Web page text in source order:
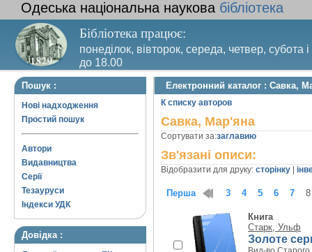
Одеська національна наукова бібліотека
Бібліотека працює:
понеділок, вівторок, середа, четвер, субота
до 18.00
Вихідний день – п’ятниця. Останній четвер
Пошук :
Нові надходження
Простий пошук
Автори
Видавництва
Серії
Тезауруси
Індекси УДК
Довідка :
Електронний каталог : Савка,
К списку авторов
Савка, Мар'яна
Сортувати за:заглавию
Зв'язані описи:
Відобразити для друку: сторінку
Перша1 2 3 4 5 6 7 8
Книга
Старк, Ульф
Золоте